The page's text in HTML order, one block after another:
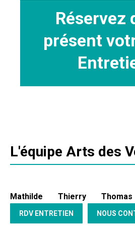
Réservez
présent
L'équipe Arts des
Mathilde Thierry Thomas
RDV ENTRETIEN NOUS